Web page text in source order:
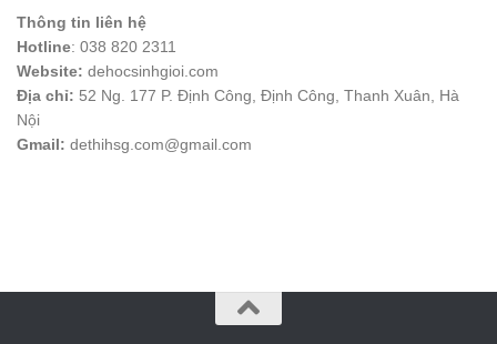
Thông tin liên hệ
Hotline: 038 820 2311
Website: dehocsinhgioi.com
Địa chỉ: 52 Ng. 177 P. Định Công, Định Công, Thanh Xuân, Hà
Nội
Gmail: dethihsg.com@gmail.com